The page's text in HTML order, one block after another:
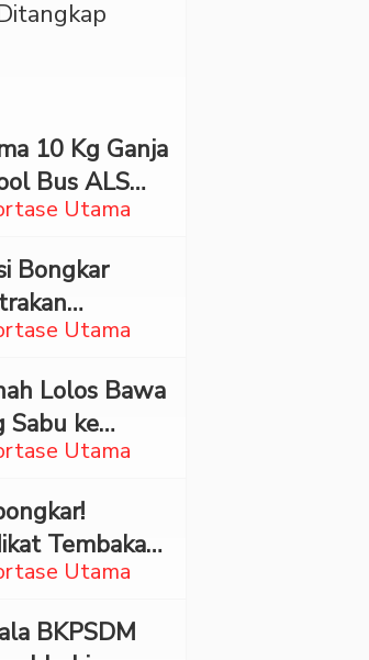
Utama
10 Kg Ganja
Bus ALS
Ditangkap
Utama
Bongkar
27,96
Utama
Lolos Bawa
Sabu ke
Pilot
Saat Bawa
Pil Ekstasi
Soetta
Utama
Tembakau
Bermodus
BKPSDM